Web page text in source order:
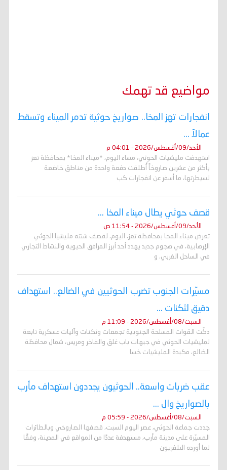
مواضيع قد تهمك
انفجارات تهز المخا.. صواريخ حوثية تدمر الميناء وتسقط
عمالاً ...
الأحد/09/أغسطس/2026 - 04:01 م
استهدفت مليشيات الحوثي، مساء اليوم، *ميناء المخا* بمحافظة تعز
بأكثر من عشرين صاروخاً أُطلقت دفعة واحدة من مناطق خاضعة
لسيطرتها، ما أسفر عن انفجارات كب
قصف حوثي يطال ميناء المخا ...
الأحد/09/أغسطس/2026 - 11:54 ص
تعرض ميناء المخا بمحافظة تعز، اليوم، لقصف شنته مليشيا الحوثي
الإرهابية، في هجوم جديد يهدد أحد أبرز المرافق الحيوية والنشاط التجاري
في الساحل الغربي. و
مسيّرات الجنوب تضرب الحوثيين في الضالع.. استهداف
دقيق لثكنات ...
السبت/08/أغسطس/2026 - 11:09 م
دكّت القوات المسلحة الجنوبية تجمعات وثكنات وآليات عسكرية تابعة
لمليشيات الحوثي في جبهات باب غلق والفاخر ومريس، شمال محافظة
الضالع، مكبدة المليشيات خسا
عقب ضربات واسعة.. الحوثيون يجددون استهداف مأرب
بالصواريخ وال ...
السبت/08/أغسطس/2026 - 05:59 م
جددت جماعة الحوثي، عصر اليوم السبت، قصفها الصاروخي وبالطائرات
المسيّرة على مدينة مأرب، مستهدفة عددًا من المواقع في المدينة، وفقًا
لما أورده التلفزيون